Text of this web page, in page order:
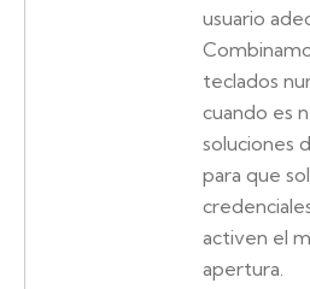
usuario
teclados
cuando es
soluciones
para que
activen el
apertura.